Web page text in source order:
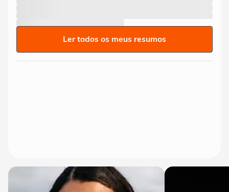
Ler todos os meus resumos